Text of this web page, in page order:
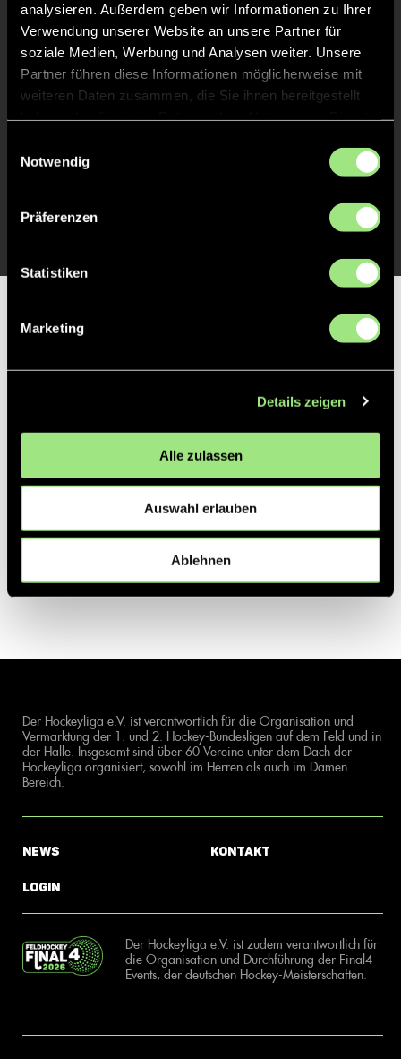
analysieren. Außerdem geben wir Informationen zu Ihrer
Verwendung unserer Website an unsere Partner für
soziale Medien, Werbung und Analysen weiter. Unsere
Partner führen diese Informationen möglicherweise mit
weiteren Daten zusammen, die Sie ihnen bereitgestellt
Notwendig
Präferenzen
Statistiken
Marketing
Details zeigen
Alle zulassen
Auswahl erlauben
Ablehnen
31' TOR 0:4, FELDTOR
3' TOR 0:3, FELDTOR
Der Hockeyliga e.V. ist verantwortlich für die Organisation und
Vermarktung der 1. und 2. Hockey-Bundesligen auf dem Feld und in
der Halle. Insgesamt sind über 60 Vereine unter dem Dach der
Hockeyliga organisiert, sowohl im Herren als auch im Damen
Bereich.
News
Login
Kontakt
Der Hockeyliga e.V. ist zudem verantwortlich für
die Organisation und Durchführung der Final4
Events, der deutschen Hockey-Meisterschaften.